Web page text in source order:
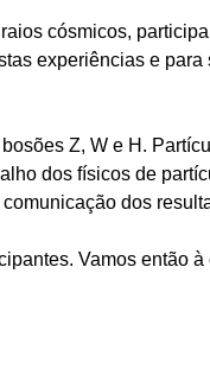
cósmicos,
experiências e
Z, W e H.
dos físicos de
dos
Vamos então